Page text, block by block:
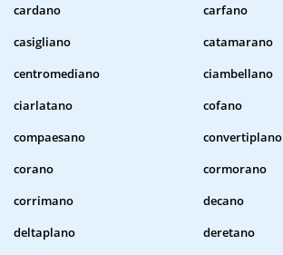
cardano
carfano
casigliano
catamarano
centromediano
ciambellano
ciarlatano
cofano
compaesano
convertiplano
corano
cormorano
corrimano
decano
deltaplano
deretano